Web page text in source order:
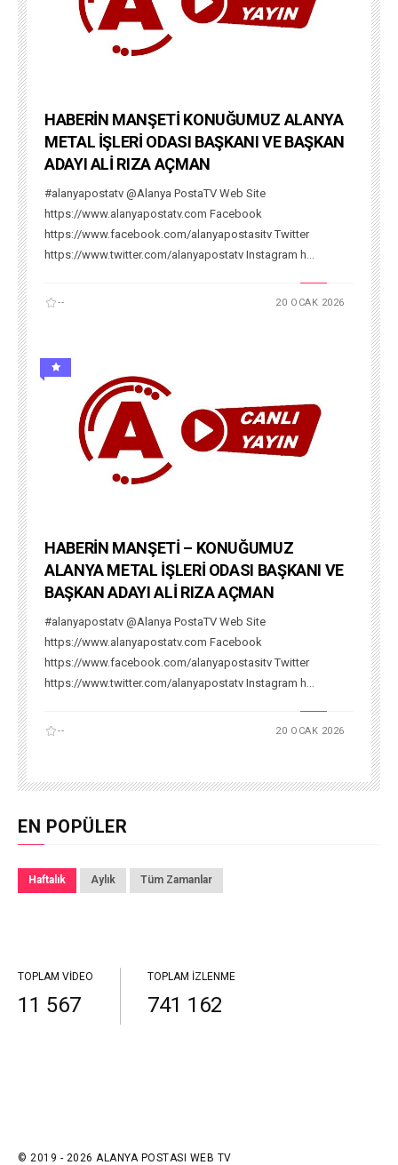
HABERİN MANŞETİ KONUĞUMUZ ALANYA
METAL İŞLERİ ODASI BAŞKANI VE BAŞKAN
ADAYI ALİ RIZA AÇMAN
#alanyapostatv @Alanya PostaTV Web Site
https://www.alanyapostatv.com Facebook
https://www.facebook.com/alanyapostasitv Twitter
https://www.twitter.com/alanyapostatv Instagram h...
-- 20 OCAK 2026
HABERİN MANŞETİ – KONUĞUMUZ
ALANYA METAL İŞLERİ ODASI BAŞKANI VE
BAŞKAN ADAYI ALİ RIZA AÇMAN
#alanyapostatv @Alanya PostaTV Web Site
https://www.alanyapostatv.com Facebook
https://www.facebook.com/alanyapostasitv Twitter
https://www.twitter.com/alanyapostatv Instagram h...
-- 20 OCAK 2026
EN POPÜLER
Haftalık Aylık Tüm Zamanlar
TOPLAM VIDEO
11 567
TOPLAM İZLENME
741 162
© 2019 - 2026 ALANYA POSTASI WEB TV